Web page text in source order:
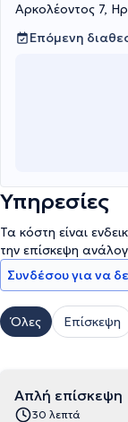
Αρκολέοντος 7,
Επόμενη
Υπηρεσίες
Τα κόστη είναι
την επίσκεψη
Συνδέσου για να
Όλες Επίσκεψη
Απλή επίσκεψη
30 λεπτά